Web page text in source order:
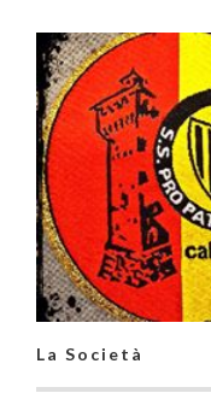
La Società